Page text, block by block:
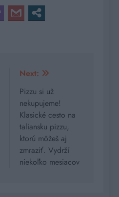
Next:
Pizzu si už
nekupujeme!
Klasické cesto na
taliansku pizzu,
ktorú môžeš aj
zmraziť. Vydrží
niekoľko mesiacov